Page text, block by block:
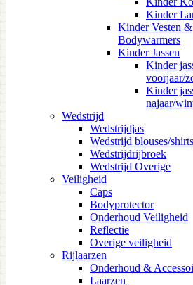
Kinder
Kinder Vesten &
Bodywarmers
Kinder Jassen
Kinder
voorjaar/
Kinder
najaar/
Wedstrijd
Wedstrijdjas
Wedstrijd blouses/shirts
Wedstrijdrijbroek
Wedstrijd Overige
Veiligheid
Caps
Bodyprotector
Onderhoud Veiligheid
Reflectie
Overige veiligheid
Rijlaarzen
Onderhoud &
Laarzen